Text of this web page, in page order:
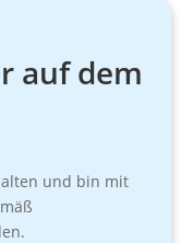
auf dem
und bin mit